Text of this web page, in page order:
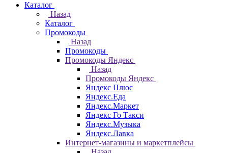
Каталог
Назад
Каталог
Промокоды
Назад
Промокоды
Промокоды Яндекс
Назад
Промокоды Яндекс
Яндекс Плюс
Яндекс.Еда
Яндекс.Маркет
Яндекс Го Такси
Яндекс.Музыка
Яндекс.Лавка
Интернет-магазины и маркетплейсы